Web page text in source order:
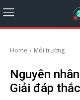
Home Môi trường
Nguyên
Giải đáp